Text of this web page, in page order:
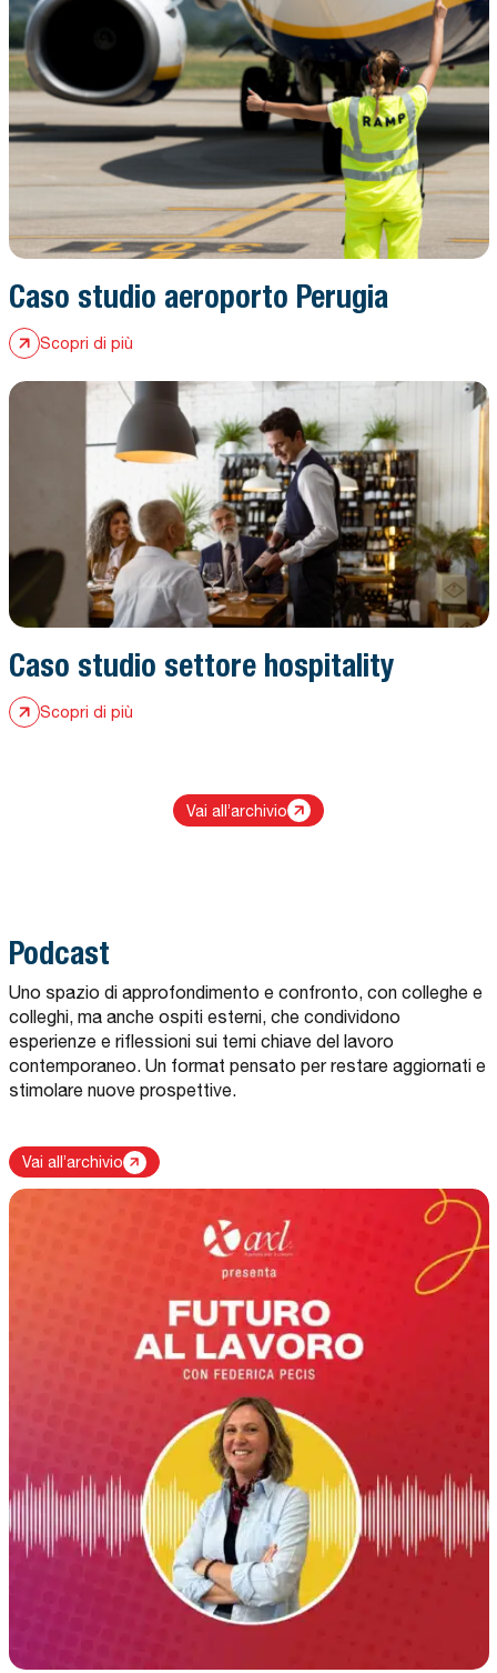
Caso studio aeroporto Perugia
Scopri di più
Caso studio settore hospitality
Scopri di più
Apri case history: Caso studio settore hospitality
Vai all’archivio
Podcast
Uno spazio di approfondimento e confronto, con colleghe e
colleghi, ma anche ospiti esterni, che condividono
esperienze e riflessioni sui temi chiave del lavoro
contemporaneo. Un format pensato per restare aggiornati e
stimolare nuove prospettive.
Vai all’archivio
Apri podcast: Episodio 5 - Errore, cultura e crescita